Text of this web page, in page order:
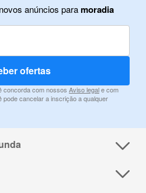
anúncios paramoradia
ofertas
concorda com nossos Aviso legale com
pode cancelar a inscrição a qualquer